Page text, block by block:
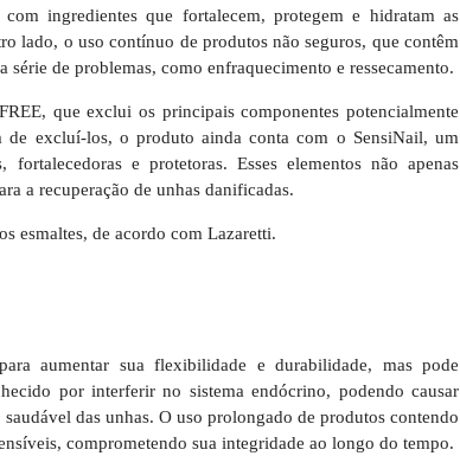
ingredientes que fortalecem, protegem e hidratam as
lado, o uso contínuo de produtos não seguros, que contêm
de problemas, como enfraquecimento e ressecamento.
que exclui os principais componentes potencialmente
excluí-los, o produto ainda conta com o SensiNail, um
e protetoras. Esses elementos não apenas
a recuperação de unhas danificadas.
esmaltes, de acordo com Lazaretti.
aumentar sua flexibilidade e durabilidade, mas pode
por interferir no sistema endócrino, podendo causar
das unhas. O uso prolongado de produtos contendo
comprometendo sua integridade ao longo do tempo.